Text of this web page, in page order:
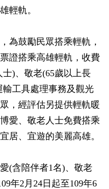
)輕軌。
為鼓勵民眾搭乘輕軌，
證搭乘高雄輕軌，收費
)、敬老(65歲以上長
工具處理事務及觀光
，經評估另提供輕軌暖
愛、敬老人士免費搭乘
居、宜遊的美麗高雄。
(含陪伴者1名)、敬老
年2月24日起至109年6